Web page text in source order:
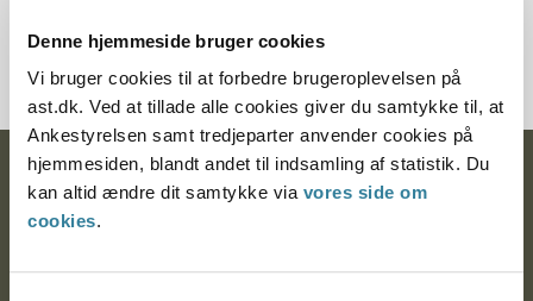
Denne hjemmeside bruger cookies
Vi bruger cookies til at forbedre brugeroplevelsen på
ast.dk. Ved at tillade alle cookies giver du samtykke til, at
Ankestyrelsen samt tredjeparter anvender cookies på
hjemmesiden, blandt andet til indsamling af statistik. Du
kan altid ændre dit samtykke via vores side om
cookies.
udlejes til de af kommunens ansatte, der arbejdede på øen.
Ankestyrelsen
Postadresse: